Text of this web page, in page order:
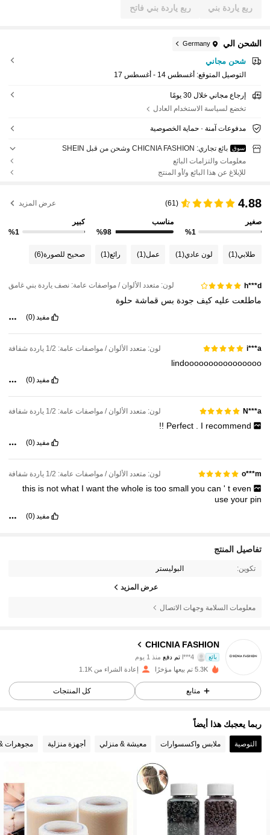
ربع ياردة بني ربع ياردة بني فاتح
الشحن الي Germany
شحن مجاني
التوصيل المتوقع: أغسطس 14 - أغسطس 17
إرجاع مجاني خلال 30 يومًا
تخضع لسياسة الاستخدام العادل
مدفوعات آمنة · حماية الخصوصية
سوق
بائع تجاري: CHICNIA FASHION وشحن من قبل SHEIN
معلومات والتزامات البائع
للإبلاغ عن هذا البائع و/أو المنتج
4.88
(61) عرض المزيد
صغير
%1
مناسب
%98
كبير
%1
طلابي(1) لون عادي(1) عمل(1) رائع(1) صحيح للصورة(6)
h***d لون: متعدد الألوان / مواصفات عامة: نصف ياردة بني غامق
ماطلعت عليهكيف جودة بس قماشة حلوة
مفيد (0)
i***a لون: متعدد الألوان / مواصفات عامة: 1/2 ياردة شفافة
lindoooooooooooooooo
مفيد(0)
N***a لون: متعدد الألوان / مواصفات عامة: 1/2 ياردة شفافة
Perfect I recommend
!!
مفيد(0)
o***m لون: متعدد الألوان / مواصفات عامة: 1/2 ياردة شفافة
this is notwhat Iwantthewhole istoosmallyoucan'teven
use your pin
مفيد(0)
تفاصيل المنتج
تكوين: البوليستر
عرض المزيد
معلومات السلامة وجهات الاتصال
CHICNIA FASHION
بائع
4.91
267 متابعون
l***4 تم دفع منذ 1 يوم
4.91 267 متابعون
4.91 267 متابعون
5.3K تم بيعها مؤخرًا إعادة الشراء من 1.1K
متابع كل المنتجات
ربما يعجبك هذا أيضاً
التوصية ملابس واكسسوارات معيشة & منزلي أجهزة منزلية مجوهرات